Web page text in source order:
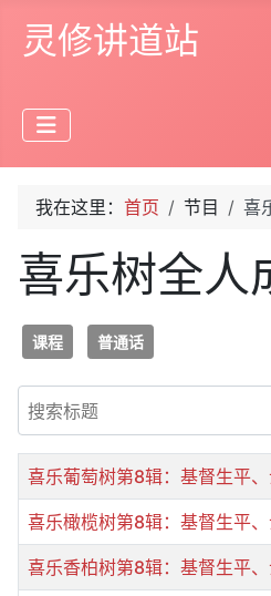
灵修讲道站
我在这里： 首页 节目 喜
喜乐树全人
课程 普通话
搜索标题
标题
喜乐葡萄树第8辑：基督生平
喜乐橄榄树第8辑：基督生平
喜乐香柏树第8辑：基督生平